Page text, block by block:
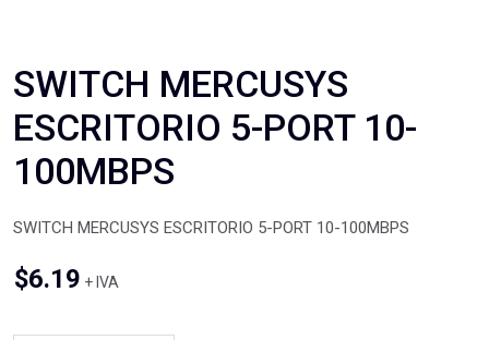
SWITCH MERCUSYS
ESCRITORIO 5-PORT 10-
100MBPS
SWITCH MERCUSYS ESCRITORIO 5-PORT 10-100MBPS
$6.19 + IVA